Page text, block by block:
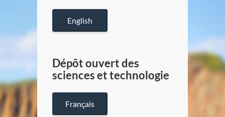
English
Dépôt ouvert des
sciences et technologie
Français